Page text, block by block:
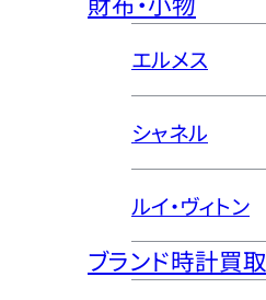
エルメス
シャネル
ルイ・ヴィトン
ブランド時計買取